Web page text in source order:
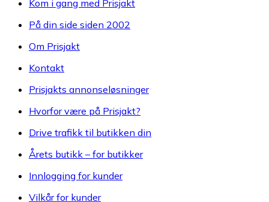
Kom i gang med Prisjakt
På din side siden 2002
Om Prisjakt
Kontakt
Prisjakts annonseløsninger
Hvorfor være på Prisjakt?
Drive trafikk til butikken din
Årets butikk – for butikker
Innlogging for kunder
Vilkår for kunder